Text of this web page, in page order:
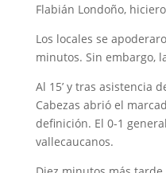
Flabián Londoño,
Los locales se
minutos. Sin embargo,
Al 15’ y tras asistencia
Cabezas abrió el
definición. El 0-1
vallecaucanos.